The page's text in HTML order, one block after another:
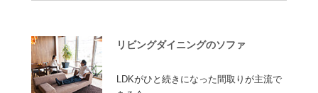
リビングダイニングのソファ
LDKがひと続きになった間取りが主流で